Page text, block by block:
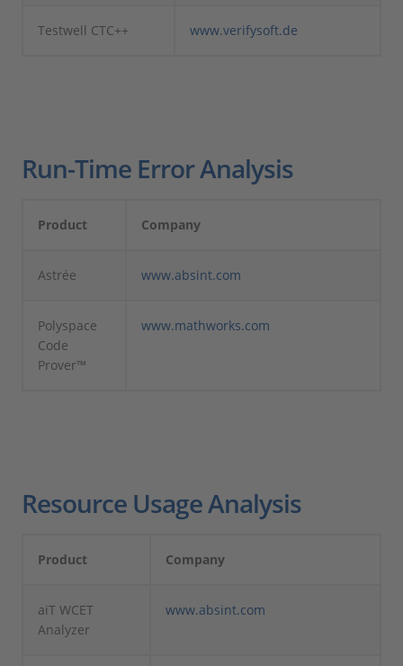
Testwell CTC++ www.verifysoft.de
Run-Time Error Analysis
Product Company
Astrée www.absint.com
Polyspace
Code
Prover™
www.mathworks.com
Resource Usage Analysis
Product Company
aiT WCET
Analyzer
www.absint.com